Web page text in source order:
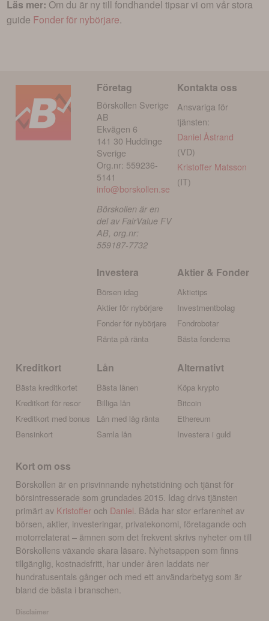
Läs mer: Om du är ny till fondhandel tipsar vi om vår stora
guide Fonder för nybörjare.
Företag
Börskollen Sverige
AB
Ekvägen 6
141 30 Huddinge
Sverige
Org.nr: 559236-
5141
info@borskollen.se
Börskollen är en
del av FairValue FV
AB, org.nr:
559187-7732
Kontakta oss
Ansvariga för
tjänsten:
Daniel Åstrand
(VD)
Kristoffer Matsson
(IT)
Investera
Börsen idag
Aktier för nybörjare
Fonder för nybörjare
Ränta på ränta
Aktier & Fonder
Aktietips
Investmentbolag
Fondrobotar
Bästa fonderna
Kreditkort
Bästa kreditkortet
Kreditkort för resor
Kreditkort med bonus
Bensinkort
Lån
Bästa lånen
Billiga lån
Lån med låg ränta
Samla lån
Alternativt
Köpa krypto
Bitcoin
Ethereum
Investera i guld
Kort om oss
Börskollen är en prisvinnande nyhetstidning och tjänst för
börsintresserade som grundades 2015. Idag drivs tjänsten
primärt av Kristoffer och Daniel . Båda har stor erfarenhet av
börsen, aktier, investeringar, privatekonomi, företagande och
motorrelaterat – ämnen som det frekvent skrivs nyheter om till
Börskollens växande skara läsare. Nyhetsappen som finns
tillgänglig, kostnadsfritt, har under åren laddats ner
hundratusentals gånger och med ett användarbetyg som är
bland de bästa i branschen.
Disclaimer